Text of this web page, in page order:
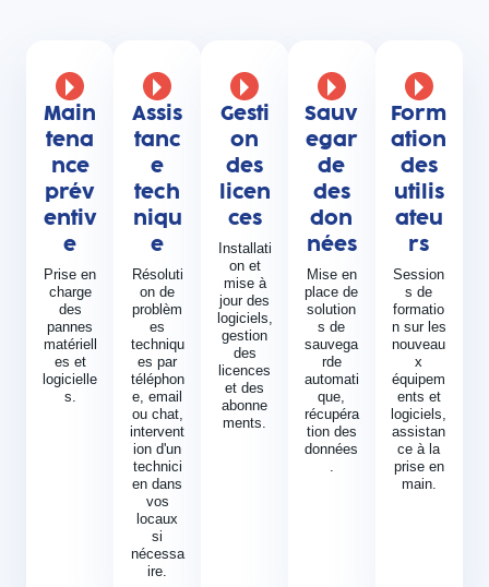
Main
tena
nce
prév
entiv
e
Prise en
charge
des
pannes
matériell
es et
logicielle
s.
Assis
tanc
e
tech
niqu
e
Résoluti
on de
problèm
es
techniqu
es par
téléphon
e, email
ou chat,
intervent
ion d'un
technici
en dans
vos
locaux
si
nécessa
ire.
Gesti
on
des
licen
ces
Installati
on et
mise à
jour des
logiciels,
gestion
des
licences
et des
abonne
ments.
Sauv
egar
de
des
don
nées
Mise en
place de
solution
s de
sauvega
rde
automati
que,
récupéra
tion des
données
.
Form
ation
des
utilis
ateu
rs
Session
s de
formatio
n sur les
nouveau
x
équipem
ents et
logiciels,
assistan
ce à la
prise en
main.